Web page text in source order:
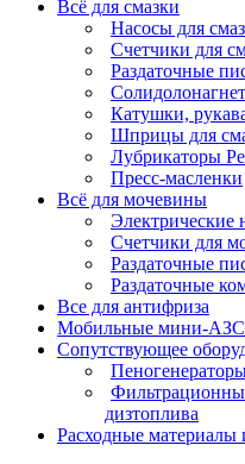
Всё для смазки
Насосы для
Счетчики для
Раздаточные
Катушки,
Шприцы для
Лубрикаторы
Пресс-масленки
Всё для мочевины
Электрические
Счетчики для
Раздаточные
Раздаточные
Все для антифриза
Мобильные мини-АЗС
Сопутствующее
дизтоплива
Расходные материалы